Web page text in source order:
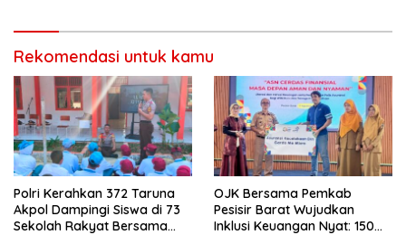
Rekomendasi untuk kamu
Polri Kerahkan 372 Taruna
Akpol Dampingi Siswa di 73
Sekolah Rakyat Bersama
OJK Bersama Pemkab
Pesisir Barat Wujudkan
Inklusi Keuangan Nyat: 150